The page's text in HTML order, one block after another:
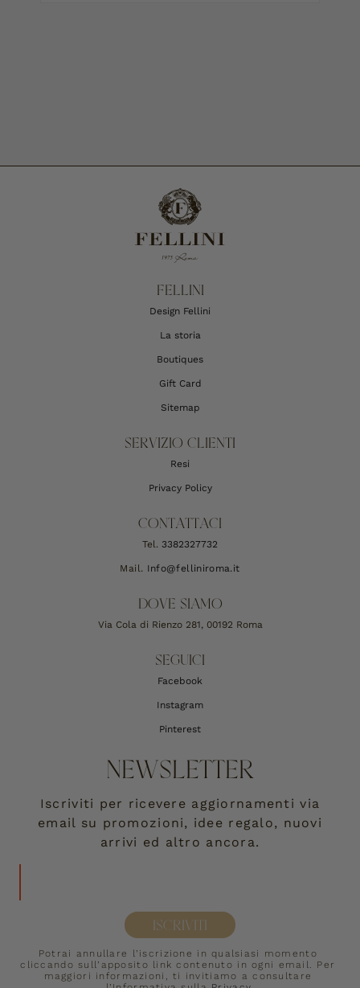
FELLINI
Design Fellini
La storia
Boutiques
Gift Card
Sitemap
SERVIZIO CLIENTI
Resi
Privacy Policy
CONTATTACI
Tel. 3382327732
Mail. Info@felliniroma.it
DOVE SIAMO
Via Cola di Rienzo 281, 00192 Roma
SEGUICI
Facebook
Instagram
Pinterest
NEWSLETTER
Iscriviti per ricevere aggiornamenti via
email su promozioni, idee regalo, nuovi
arrivi ed altro ancora.
ISCRIVITI
Potrai annullare l’iscrizione in qualsiasi momento
cliccando sull’apposito link contenuto in ogni email. Per
maggiori informazioni, ti invitiamo a consultare